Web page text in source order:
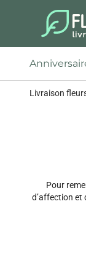
Livraison
Pour
d’affection et